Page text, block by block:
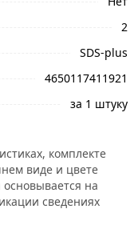
сделать
Наши
заказ и
доставки
из категорииБуры
области.
2
SDS-plus
4650117411921
за 1 штуку
комплекте
виде и цвете
на
сведениях